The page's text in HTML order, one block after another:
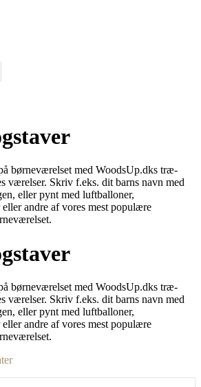
børneværelset med WoodsUp.dks træ-
værelser. Skriv f.eks. dit barns navn med
eller pynt med luftballoner,
andre af vores mest populære
børneværelset med WoodsUp.dks træ-
værelser. Skriv f.eks. dit barns navn med
eller pynt med luftballoner,
andre af vores mest populære